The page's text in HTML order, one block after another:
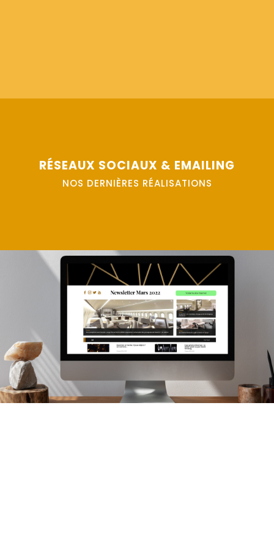
RÉSEAUX SOCIAUX & EMAILING
NOS DERNIÈRES RÉALISATIONS